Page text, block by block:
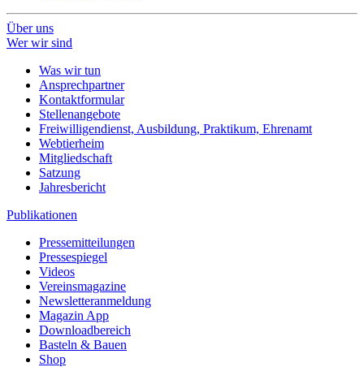
Über uns
Wer wir sind
Was wir tun
Ansprechpartner
Kontaktformular
Stellenangebote
Freiwilligendienst, Ausbildung, Praktikum, Ehrenamt
Webtierheim
Mitgliedschaft
Satzung
Jahresbericht
Publikationen
Pressemitteilungen
Pressespiegel
Videos
Vereinsmagazine
Newsletteranmeldung
Magazin App
Downloadbereich
Basteln & Bauen
Shop